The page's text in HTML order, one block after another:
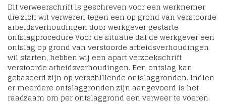
Dit verweerschrift is geschreven voor een werknemer
die zich wil verweren tegen een op grond van verstoorde
arbeidsverhoudingen door werkgever gestarte
ontslagprocedure Voor de situatie dat de werkgever een
ontslag op grond van verstoorde arbeidsverhoudingen
wil starten, hebben wij een apart verzoekschrift
verstoorde arbeidsverhoudingen. Een ontslag kan
gebaseerd zijn op verschillende ontslaggronden. Indien
er meerdere ontslaggronden zijn aangevoerd is het
raadzaam om per ontslaggrond een verweer te voeren.